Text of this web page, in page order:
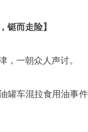
铤而走险】
，一朝众人声讨。
罐车混拉食用油事